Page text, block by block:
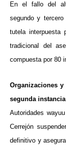
En el fallo del
segundo y
tutela interpuesta
tradicional del
compuesta por 80
Organizaciones
segunda
Autoridades
Cerrejón
definitivo y